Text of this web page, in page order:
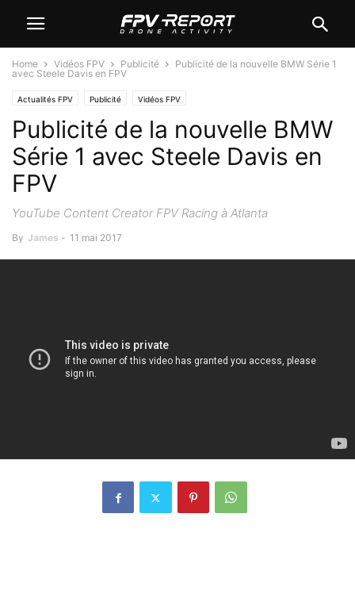
Home Vidéos FPV Publicité
Publicité de la nouvelle BMW Série 1
avec Steele Davis en FPV
Actualités FPV Publicité Vidéos FPV
Publicité de la nouvelle BMW
Série 1 avec Steele Davis en
FPV
YouTube Content Creator FPV Racing à Atlanta
By James - 11 mai 2017